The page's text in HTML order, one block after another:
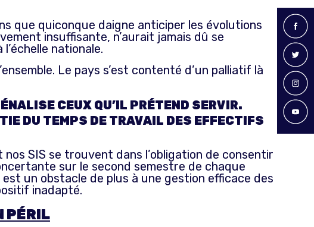
que quiconque daigne anticiper les évolutions
insuffisante, n’aurait jamais dû se
nationale.
Le pays s’est contenté d’un palliatif là
CEUX QU’IL PRÉTEND SERVIR.
DU TEMPS DE TRAVAIL DES EFFECTIFS
SIS se trouvent dans l’obligation de consentir
sur le second semestre de chaque
un obstacle de plus à une gestion efficace des
inadapté.
PÉRIL